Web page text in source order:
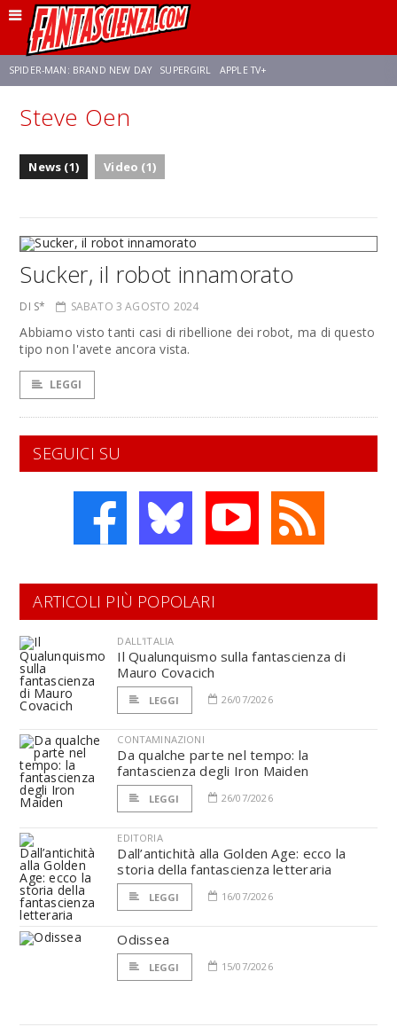
SPIDER-MAN: BRAND NEW DAY SUPERGIRL APPLE TV+
FRANCO RICCIARDIELLO
Steve Oen
News (1) Video (1)
Sucker, il robot innamorato
DI S* SABATO 3 AGOSTO 2024
Abbiamo visto tanti casi di ribellione dei robot, ma di questo
tipo non l'avete ancora vista.
LEGGI
SEGUICI SU
ARTICOLI PIÙ POPOLARI
DALL'ITALIA
Il Qualunquismo sulla fantascienza di
Mauro Covacich
LEGGI 26/07/2026
CONTAMINAZIONI
Da qualche parte nel tempo: la
fantascienza degli Iron Maiden
LEGGI 26/07/2026
EDITORIA
Dall’antichità alla Golden Age: ecco la
storia della fantascienza letteraria
LEGGI 16/07/2026
Odissea
LEGGI 15/07/2026